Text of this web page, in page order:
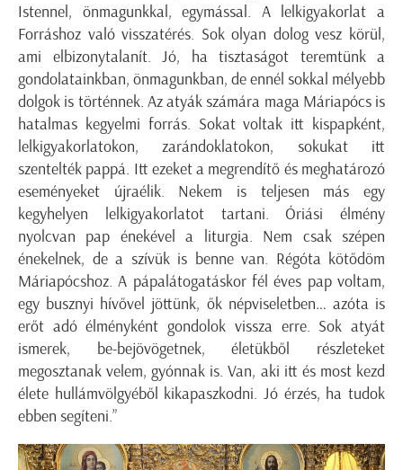
Istennel, önmagunkkal, egymással. A lelkigyakorlat a
Forráshoz való visszatérés. Sok olyan dolog vesz körül,
ami elbizonytalanít. Jó, ha tisztaságot teremtünk a
gondolatainkban, önmagunkban, de ennél sokkal mélyebb
dolgok is történnek. Az atyák számára maga Máriapócs is
hatalmas kegyelmi forrás. Sokat voltak itt kispapként,
lelkigyakorlatokon, zarándoklatokon, sokukat itt
szentelték pappá. Itt ezeket a megrendítő és meghatározó
eseményeket újraélik. Nekem is teljesen más egy
kegyhelyen lelkigyakorlatot tartani. Óriási élmény
nyolcvan pap énekével a liturgia. Nem csak szépen
énekelnek, de a szívük is benne van. Régóta kötődöm
Máriapócshoz. A pápalátogatáskor fél éves pap voltam,
egy busznyi hívővel jöttünk, ők népviseletben… azóta is
erőt adó élményként gondolok vissza erre. Sok atyát
ismerek, be-bejövögetnek, életükből részleteket
megosztanak velem, gyónnak is. Van, aki itt és most kezd
élete hullámvölgyéből kikapaszkodni. Jó érzés, ha tudok
ebben segíteni.”